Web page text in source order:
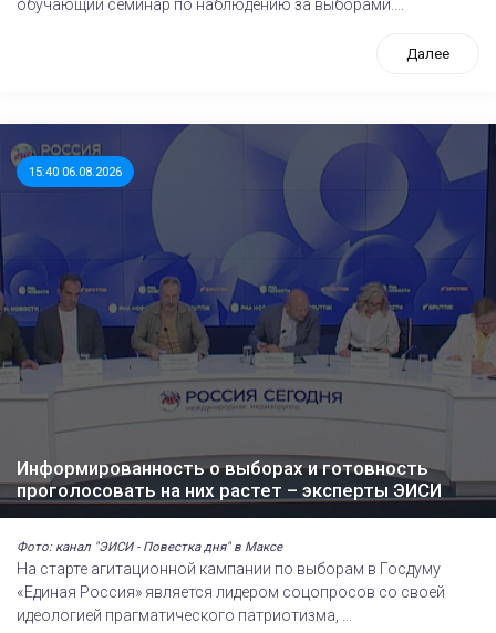
обучающий семинар по наблюдению за выборами....
Далее
15:40 06.08.2026
Информированность о выборах и готовность
проголосовать на них растет – эксперты ЭИСИ
Фото: канал "ЭИСИ - Повестка дня" в Максе
На старте агитационной кампании по выборам в Госдуму
«Единая Россия» является лидером соцопросов со своей
идеологией прагматического патриотизма, ...